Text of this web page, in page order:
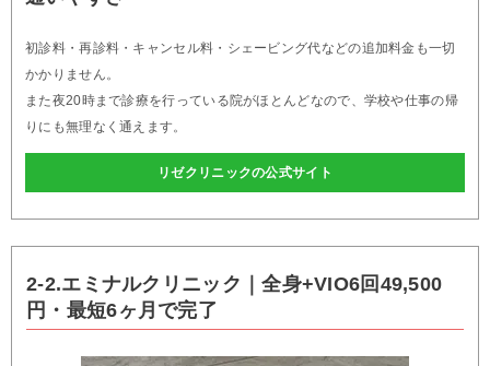
初診料・再診料・キャンセル料・シェービング代などの追加料金も一切
かかりません。
また夜20時まで診療を行っている院がほとんどなので、学校や仕事の帰
りにも無理なく通えます。
リゼクリニックの公式サイト
2-2.エミナルクリニック｜全身+VIO6回49,500
円・最短6ヶ月で完了